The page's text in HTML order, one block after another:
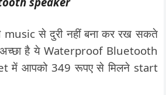
music से दुरी नहीं बना कर रख सकते
है ये Waterproof Bluetooth
में आपको 349 रूपए से मिलने start